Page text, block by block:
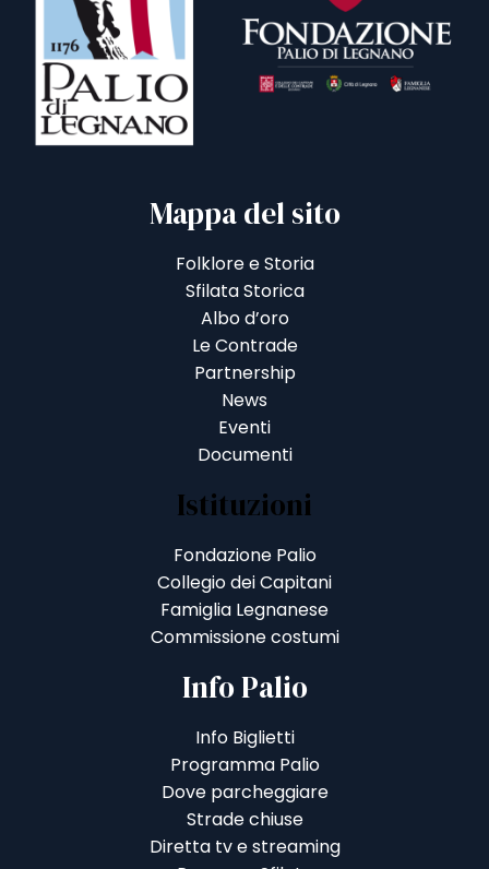
Mappa del sito
Folklore e Storia
Sfilata Storica
Albo d’oro
Le Contrade
Partnership
News
Eventi
Documenti
Istituzioni
Fondazione Palio
Collegio dei Capitani
Famiglia Legnanese
Commissione costumi
Info Palio
Info Biglietti
Programma Palio
Dove parcheggiare
Strade chiuse
Diretta tv e streaming